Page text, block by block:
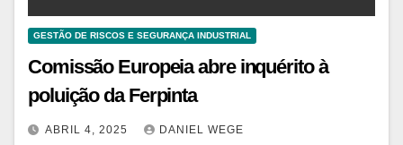
GESTÃO DE RISCOS E SEGURANÇA INDUSTRIAL
Comissão Europeia abre inquérito à
poluição da Ferpinta
ABRIL 4, 2025 DANIEL WEGE